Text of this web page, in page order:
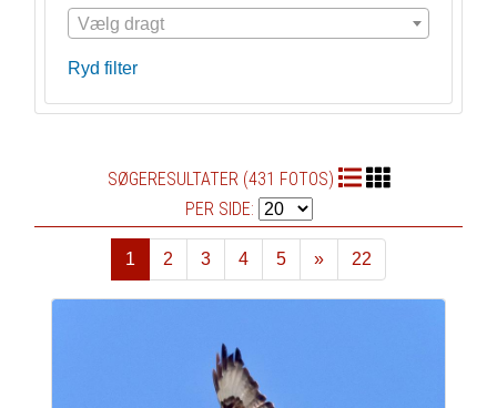
Vælg dragt
Ryd filter
SØGERESULTATER (431 FOTOS)
PER SIDE:
1 2 3 4 5
»
Næste
22